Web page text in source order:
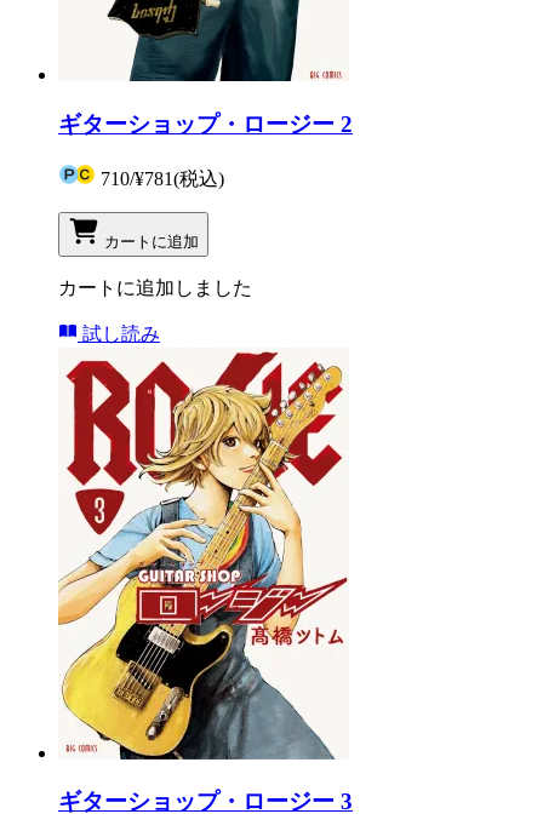
ギターショップ・ロージー 2
710/¥781(税込)
カートに追加
カートに追加しました
試し読み
ギターショップ・ロージー 3